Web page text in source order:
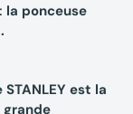
la ponceuse
est la
grande